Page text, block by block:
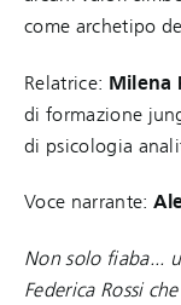
come archetipo
Relatrice: Milena
di formazione
di psicologia
Voce narrante:
Non solo fiaba...
Federica Rossi